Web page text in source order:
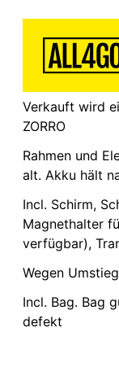
Verkauft wird
ZORRO
Rahmen und
alt. Akku hält
Incl. Schirm,
Magnethalter
verfügbar),
Wegen
Incl. Bag. Bag
defekt